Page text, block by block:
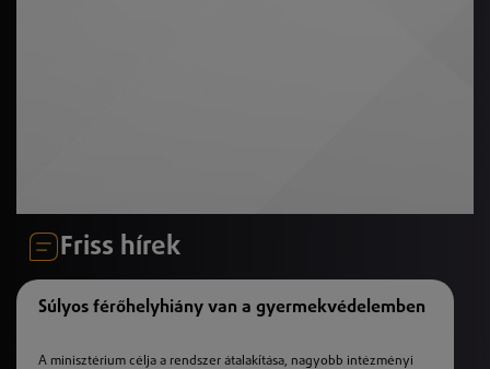
Friss hírek
Súlyos férőhelyhiány van a gyermekvédelemben
A minisztérium célja a rendszer átalakítása, nagyobb intézményi